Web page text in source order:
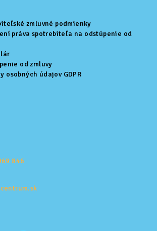
zmluvné podmienky
práva spotrebiteľa na odstúpenie od
od zmluvy
osobných údajov GDPR
846